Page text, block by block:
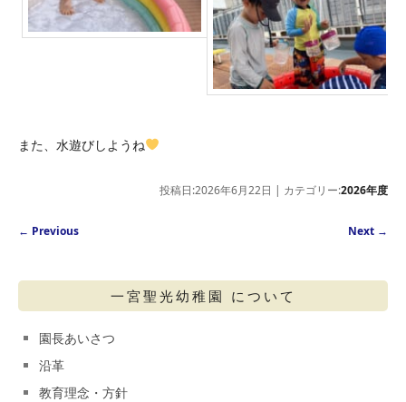
また、水遊びしようね
投稿日:2026年6月22日 | カテゴリー:2026年度
Post navigation
← Previous Next →
一宮聖光幼稚園 について
園長あいさつ
沿革
教育理念・方針